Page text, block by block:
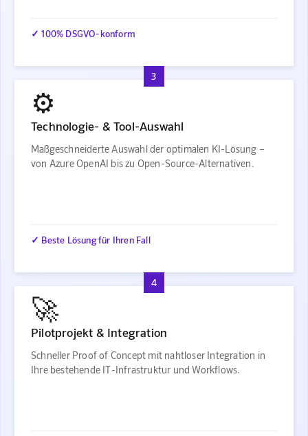
✓ 100% DSGVO-konform
3
⚙️
Technologie- & Tool-Auswahl
Maßgeschneiderte Auswahl der optimalen KI-Lösung –
von Azure OpenAI bis zu Open-Source-Alternativen.
✓ Beste Lösung für Ihren Fall
4
🚀
Pilotprojekt & Integration
Schneller Proof of Concept mit nahtloser Integration in
Ihre bestehende IT-Infrastruktur und Workflows.